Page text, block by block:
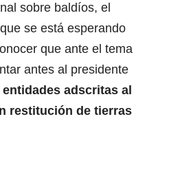
sobre baldíos, el
se está esperando
que ante el tema
antes al presidente
adscritas al
restitución de tierras